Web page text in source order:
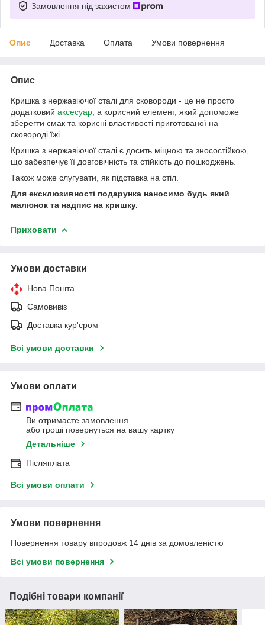
Замовлення під захистом
Опис Доставка Оплата Умови повернення
Опис
Кришка з нержавіючої сталі для сковороди - це не просто
додатковий аксесуар , а корисний елемент, який допоможе
зберегти смак та корисні властивості приготованої на
сковороді їжі.
Кришка з нержавіючої сталі є досить міцною та зносостійкою,
що забезпечує її довговічність та стійкість до пошкоджень.
Також може слугувати, як підставка на стіл.
Для ексклюзивності подарунка наносимо будь який
малюнок та надпис на кришку.
Приховати
Умови доставки
Нова Пошта
Самовивіз
Доставка кур'єром
Всі умови доставки
Умови оплати
Ви отримаєте замовлення
або гроші повернуться на вашу картку
Детальніше
Післяплата
Всі умови оплати
Умови повернення
Повернення товару впродовж 14 днів за домовленістю
Всі умови повернення
Подібні товари компанії